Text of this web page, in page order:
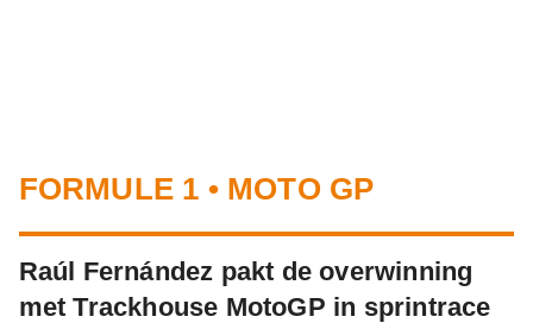
FORMULE 1 • MOTO GP
Raúl Fernández pakt de overwinning
met Trackhouse MotoGP in sprintrace